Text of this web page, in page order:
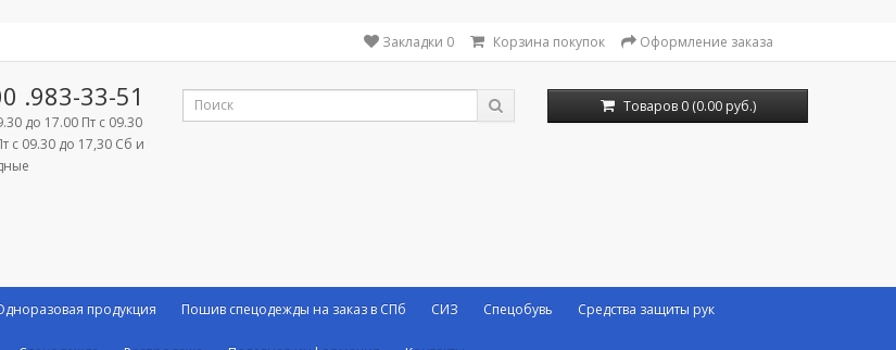
Закладки 0 Корзина покупок Оформление заказа
.983-33-51
до 17.00 Пт с 09.30
с 09.30 до 17,30 Сб и
Товаров 0 (0.00 руб.)
продукция Пошив спецодежды на заказ в СПб СИЗ Спецобувь Средства защиты рук